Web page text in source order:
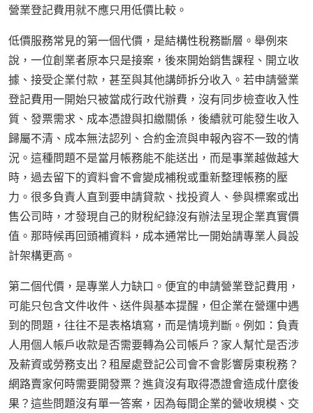
營業登記費用就不應只用低價比較。
低價服務常見的第一個代價，是結構性稅務斷層。舉例來
說，一位創業者原本只是接案，後來開始銷售課程、開立收
據、接受企業付款，甚至與其他講師拆分收入。若申請營業
登記費用一開始只被當成行政代辦費，沒有同步檢查收入性
質、發票需求、成本憑證與扣繳關係，後續就可能發生收入
歸屬不清、成本無法認列、合約金流與申報內容不一致的情
況。這種問題不是當月帳務能不能送出，而是事業越做越大
時，過去留下的資料會不會變成補稅或重新整理帳務的壓
力。很多負責人直到要申請貸款、找投資人、參與標案或出
售公司時，才發現自己的財稅紀錄沒有辦法呈現企業真實價
值。那時候再回頭補資料，成本通常比一開始請專業人員設
計架構更高。
第二個代價，是專業人力缺口。便宜的申請營業登記費用，
可能只包含文件收件、送件與基本提醒，但企業在營運中遇
到的問題，往往不是表格填寫，而是情境判斷。例如：負責
人用個人帳戶收款是否需要轉為公司帳戶？家人幫忙是否涉
及薪資或勞務支出？租屋處登記公司會不會影響房東稅務？
網路賣家何時需要開發票？進貨沒有取得憑證會造成什麼後
果？這些問題沒有單一答案，因為每間企業的營收規模、交